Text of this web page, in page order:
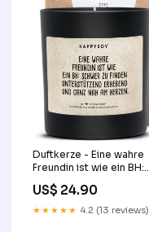
Duftkerze - Eine wahre
Freundin ist wie ein BH:
Schwer zu finden,
unterstützend erhebend
und ganz nah am Herzen.
US$ 24.90
★★★★★ 4.2 (13 reviews)